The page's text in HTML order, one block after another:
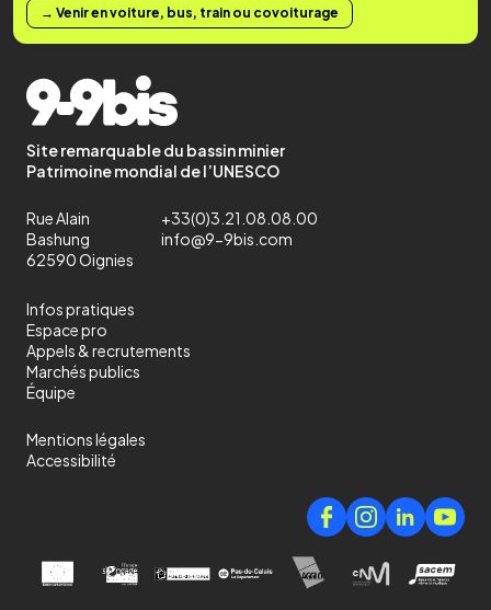
→ Venir en voiture, bus, train ou covoiturage
Site remarquable du bassin minier
Patrimoine mondial de l’UNESCO
Rue Alain
Bashung
62590 Oignies
+33(0)3.21.08.08.00
info@9-9bis.com
Infos pratiques
Espace pro
Appels & recrutements
Marchés publics
Équipe
Mentions légales
Accessibilité